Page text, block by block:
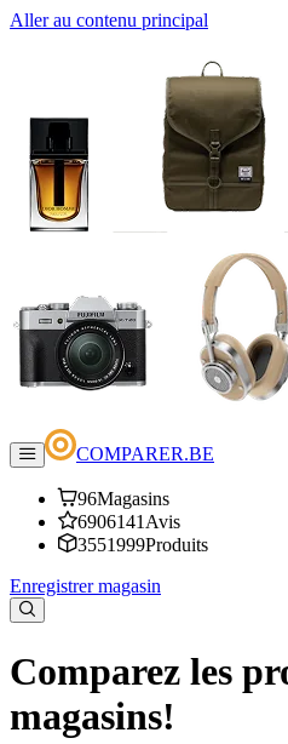
Aller au contenu principal
COMPARER.BE
96Magasins
6906141 Avis
3551999Produits
Enregistrer magasin
Comparez les
magasins!